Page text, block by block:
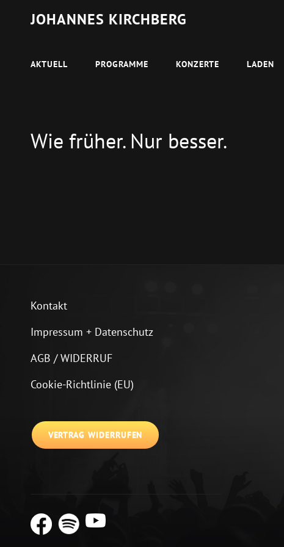
JOHANNES KIRCHBERG
AKTUELL PROGRAMME KONZERTE LADEN
Wie früher. Nur besser.
Kontakt
Impressum + Datenschutz
AGB / WIDERRUF
Cookie-Richtlinie (EU)
VERTRAG WIDERRUFEN